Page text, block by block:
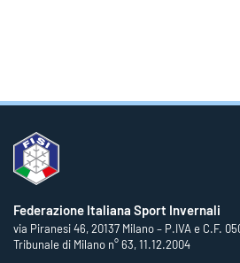
Federazione Italiana Sport Invernali
via Piranesi 46, 20137 Milano – P.IVA e C.F.
Tribunale di Milano n° 63, 11.12.2004